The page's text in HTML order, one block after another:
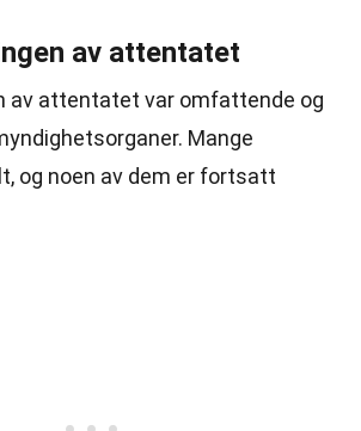
av attentatet
av attentatet var omfattende og
Mange
og noen av dem er fortsatt